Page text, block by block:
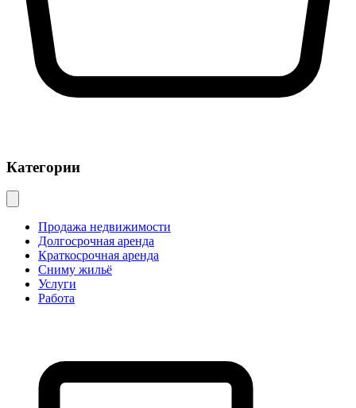
Категории
Продажа недвижимости
Долгосрочная аренда
Краткосрочная аренда
Сниму жильё
Услуги
Работа